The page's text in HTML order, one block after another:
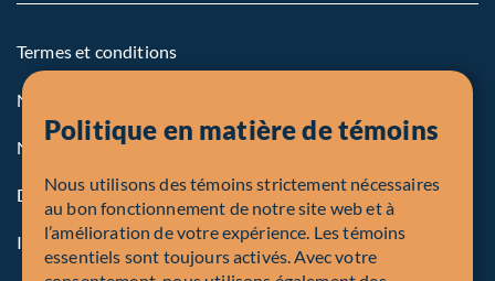
Termes et conditions
Notre politique sur les témoins
Note légale aux personnes des États-Unis
Dénonciation
Inscriptions et autorités
Politique en matière de témoins
Nous utilisons des témoins strictement nécessaires
au bon fonctionnement de notre site web et à
l’amélioration de votre expérience. Les témoins
essentiels sont toujours activés. Avec votre